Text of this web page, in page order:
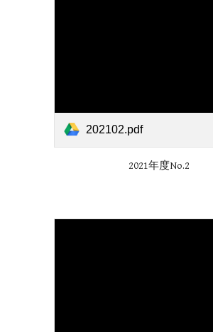
202102.pdf
2021年度No.2